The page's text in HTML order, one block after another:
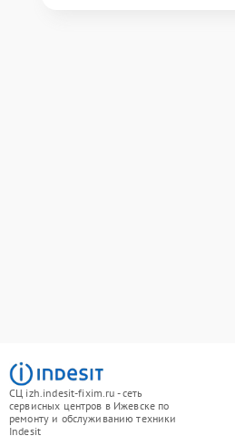
СЦ izh.indesit-fixim.ru - сеть
сервисных центров в Ижевске по
ремонту и обслуживанию техники
Indesit